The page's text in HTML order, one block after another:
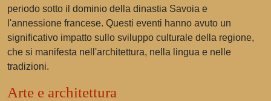
periodo sotto il dominio della dinastia Savoia e
l'annessione francese. Questi eventi hanno avuto un
significativo impatto sullo sviluppo culturale della regione,
che si manifesta nell'architettura, nella lingua e nelle
tradizioni.
Arte e architettura